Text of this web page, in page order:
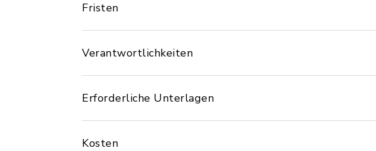
Fristen
Verantwortlichkeiten
Erforderliche Unterlagen
Kosten